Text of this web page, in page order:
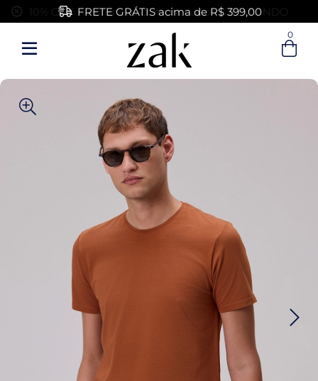
Entre com email ou cpf/cnpj
Criar nova conta
FRETE GRÁTIS acima de R$ 399,00
0